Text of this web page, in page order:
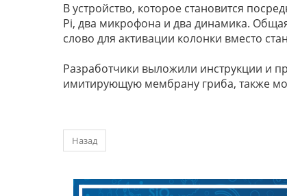
В устройство, которое становится
Pi, два микрофона и два динамика.
слово для активации колонки вместо
Разработчики выложили инструкции и
имитирующую мембрану гриба, также
Назад